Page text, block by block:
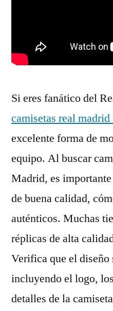
Si eres fanático del
camisetas real
excelente forma de
equipo. Al buscar
Madrid, es importante
de buena calidad,
auténticos. Muchas
réplicas de alta
Verifica que el
incluyendo el logo,
detalles de la